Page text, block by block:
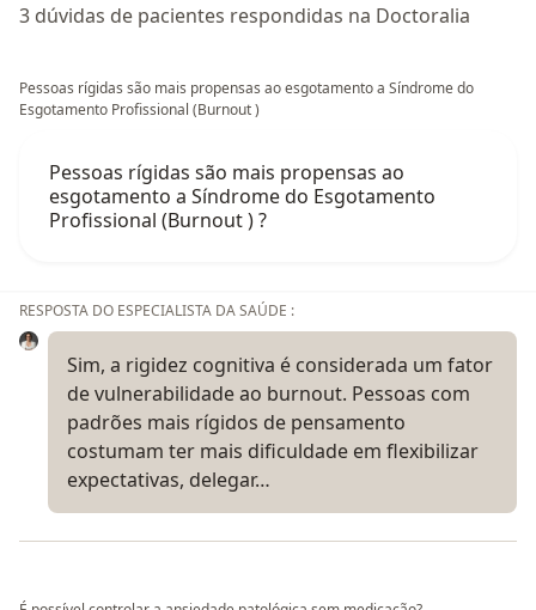
3 dúvidas de pacientes respondidas na Doctoralia
Pessoas rígidas são mais propensas ao esgotamento a Síndrome do
Esgotamento Profissional (Burnout )
Pessoas rígidas são mais propensas ao
esgotamento a Síndrome do Esgotamento
Profissional (Burnout ) ?
RESPOSTA DO ESPECIALISTA DA SAÚDE :
Sim, a rigidez cognitiva é considerada um fator
de vulnerabilidade ao burnout. Pessoas com
padrões mais rígidos de pensamento
costumam ter mais dificuldade em flexibilizar
expectativas, delegar…